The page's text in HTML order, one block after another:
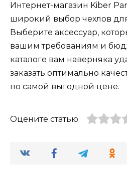
Интернет-магазин Kiber
широкий выбор чехлов
Выберите аксессуар,
вашим требованиям и
каталоге вам наверняка
заказать оптимально
по самой выгодной цене.
Оцените статью